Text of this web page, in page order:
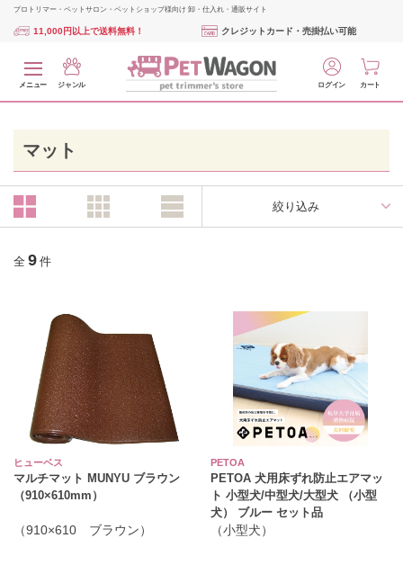
プロトリマー・ペットサロン・ペットショップ様向け 卸・仕入れ・通販サイト
11,000円以上で送料無料！ クレジットカード・売掛払い可能
メニュー ジャンル ログイン カート
マット
絞り込み
全 9 件
ヒューベス
マルチマット MUNYU ブラウン
（910×610mm）
（910×610 ブラウン）
PETOA
PETOA 犬用床ずれ防止エアマッ
ト 小型犬/中型犬/大型犬 （小型
犬） ブルー セット品
（小型犬）